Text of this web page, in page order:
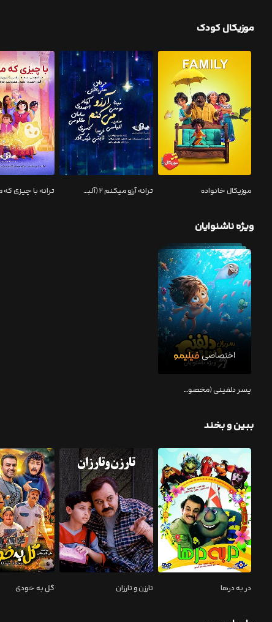
موزیکال کودک
موزیکال خانواده ترانه آرزو میکنم ۲ (آلبوم موسیقی انیمیشن آرزو)
ویژه ناشنوایان
پسر دلفینی (مخصوص ناشنوایان)
ببین و بخند
در به درها تارزن و تارزان گل به خودی